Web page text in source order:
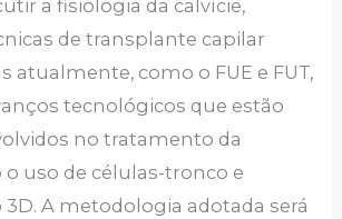
a fisiologia da calvície,
de transplante capilar
atualmente, como o FUE e FUT,
tecnológicos que estão
no tratamento da
o uso de células-tronco e
A metodologia adotada será